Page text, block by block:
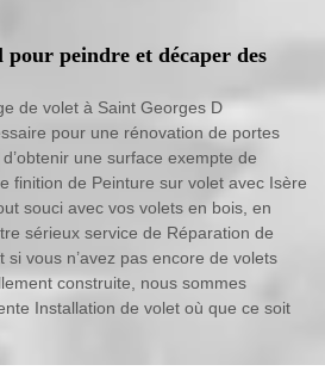
pour peindre et décaper des
de volet à Saint Georges D
pour une rénovation de portes
une surface exempte de
finition de Peinture sur volet avec Isère
souci avec vos volets en bois, en
sérieux service de Réparation de
vous n’avez pas encore de volets
construite, nous sommes
Installation de volet où que ce soit